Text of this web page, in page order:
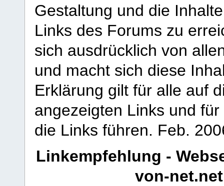
Gestaltung und die
Links des Forums zu
sich ausdrücklich von
und macht sich diese
Erklärung gilt für alle auf
angezeigten Links und
die Links führen. Feb.
Linkempfehlung -
von-net.net